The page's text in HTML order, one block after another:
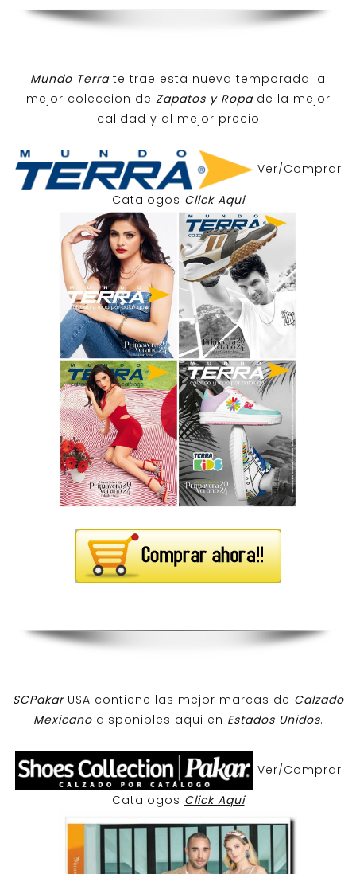
Mundo Terra te trae esta nueva temporada la
mejor coleccion de Zapatos y Ropa de la mejor
calidad y al mejor precio
Ver/Comprar
Catalogos Click Aqui
SCPakar USA contiene las mejor marcas de Calzado
Mexicanodisponibles aqui en Estados Unidos.
Ver/Comprar
Catalogos Click Aqui